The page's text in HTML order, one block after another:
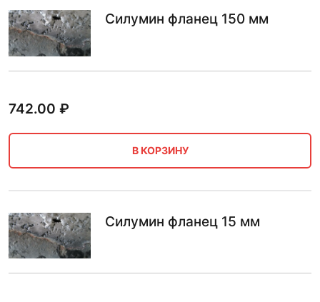
Силумин фланец 150 мм
742.00 ₽
В КОРЗИНУ
Силумин фланец 15 мм